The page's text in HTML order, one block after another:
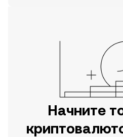
Начните